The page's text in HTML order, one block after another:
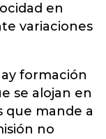
en
variaciones
formación
se alojan en
que mande a
no